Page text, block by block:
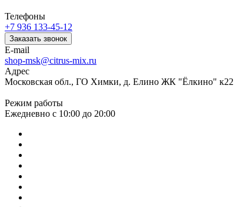
Телефоны
+7 936 133-45-12
Заказать звонок
E-mail
shop-msk@citrus-mix.ru
Адрес
Московская обл., ГО Химки, д. Елино ЖК "Ёлкино" к22
Режим работы
Ежедневно с 10:00 до 20:00